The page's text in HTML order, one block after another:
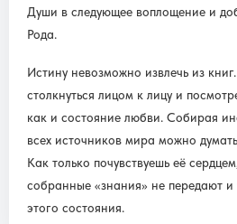
Души в следующее воплощение и
Рода.
Истину невозможно извлечь из
столкнуться лицом к лицу и
как и состояние любви. Собирая
всех источников мира можно
Как только почувствуешь её
собранные «знания» не передают и
этого состояния.